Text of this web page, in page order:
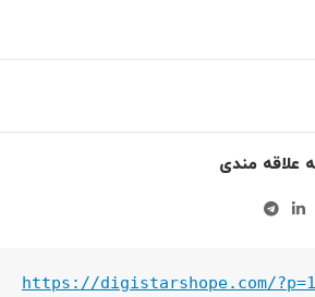
علاقه مندی
https://digistarshope.com/